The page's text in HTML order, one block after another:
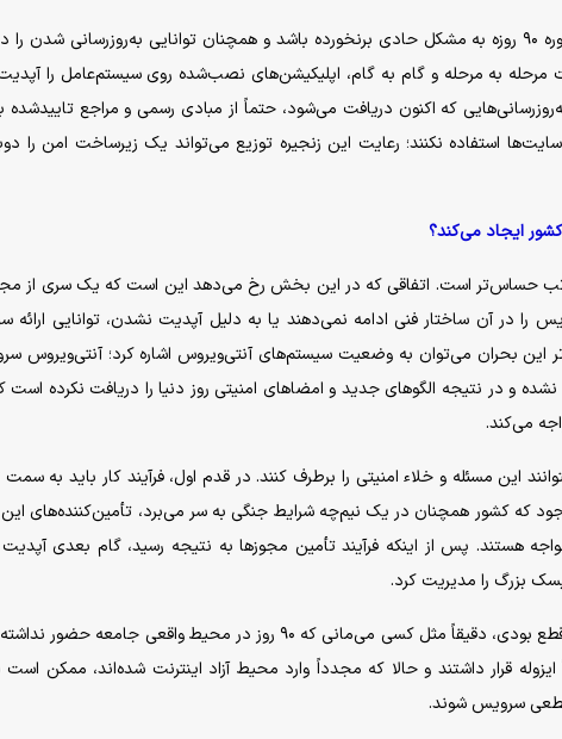
طبیعتاً اگر زیرساخت سیستم‌عامل دستگاه‌ها در این دوره ۹۰ روزه به مشکل حادی برنخورده باشد و همچنان توانایی به‌روزرسانی
مرحله به مرحله و گام به گام، اپلیکیشن‌های نصب‌شده روی سیستم‌عامل را
که اکنون دریافت می‌شود، حتماً از مبادی رسمی و مراجع تاییدشده
استفاده نکنند؛ رعایت این زنجیره توزیع می‌تواند یک زیرساخت امن را
ایجاد می‌کند؟
حساس‌تر است. اتفاقی که در این بخش رخ می‌دهد این است که یک سری از
را در آن ساختار فنی ادامه نمی‌دهند یا به دلیل آپدیت نشدن، توانایی ارائه
این بحران می‌توان به وضعیت سیستم‌های آنتی‌ویروس اشاره کرد؛ آنتی‌ویروس
دوری از شبکه آپدیت نشده و در نتیجه الگو‌های جدید و امضا‌های امنیتی روز دنیا را دریافت نکرده
می‌کند.
این مسئله و خلاء امنیتی را برطرف کنند. در قدم اول، فرآیند کار باید به سمت
که کشور همچنان در یک نیم‌چه شرایط جنگی به سر می‌برد، تأمین‌کننده‌های این
هستند. پس از اینکه فرآیند تأمین مجوز‌ها به نتیجه رسید، گام بعدی
بزرگ را مدیریت کرد.
واقعیت امر این است که موقعی که شما ۹۰ روز از نت قطع بودی، دقیقاً مثل کسی می‌مانی که ۹۰ روز در محیط واقعی
قرار داشتند و حالا که مجدداً وارد محیط آزاد اینترنت شده‌اند، ممکن
قطعی سرویس شوند.